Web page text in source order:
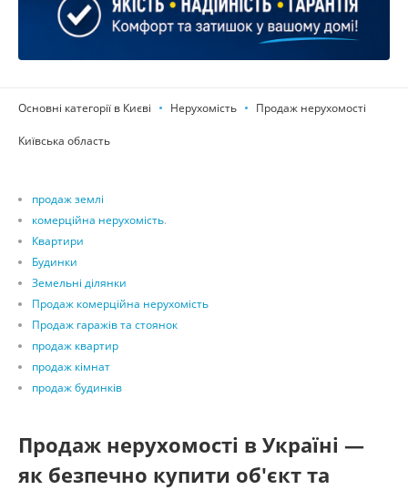
Основні категорії в Києві Нерухомість Продаж нерухомості
Київська область
продаж землі
комерційна нерухомість.
Квартири
Будинки
Земельні ділянки
Продаж комерційна нерухомість
Продаж гаражів та стоянок
продаж квартир
продаж кімнат
продаж будинків
Продаж нерухомості в Україні —
як безпечно купити об'єкт та